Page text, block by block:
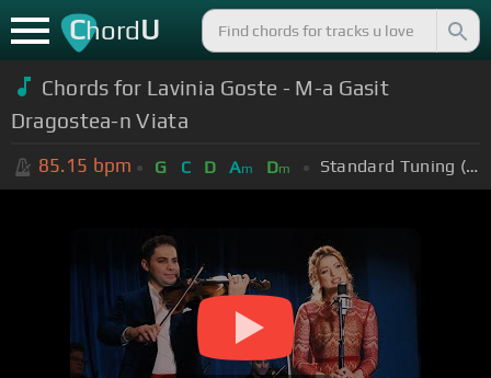
ChordU
Chords for Lavinia Goste - M-a Gasit
Dragostea-n Viata
85.15 bpm G C D Am Dm Standard Tuning (EADGBE)